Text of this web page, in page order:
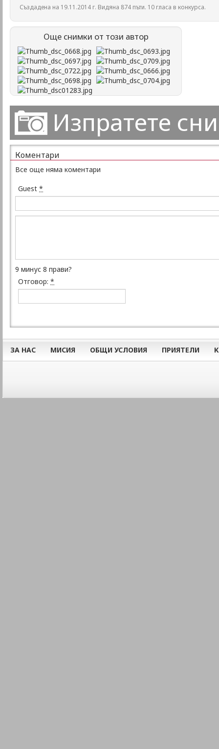
Създадена на 19.11.2014 г. Видяна 874 пъти. 10 гласа в конкурса.
Още снимки от този автор
Изпратете
Коментари
Все още няма коментари
Guest *
9 минус 8 прави?
Отговор: *
ЗА НАС МИСИЯ ОБЩИ УСЛОВИЯ ПРИЯТЕЛИ